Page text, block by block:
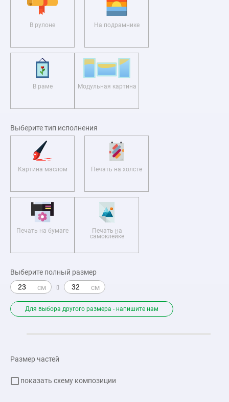
В рулоне На подрамнике
В раме Модульная картина
Выберите тип исполнения
Картина маслом Печать на холсте
Печать на бумаге Печать на
самоклейке
Выберите полный размер
Для выбора другого размера - напишите нам
Размер частей
показать схему композиции